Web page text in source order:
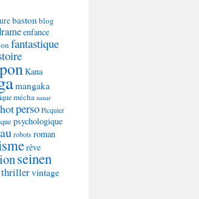
baston blog
enfance
fantastique
Kana
mangaka
mécha nanar
perso Picquier
psychologique
robotsroman
rêve
seinen
thrillervintage